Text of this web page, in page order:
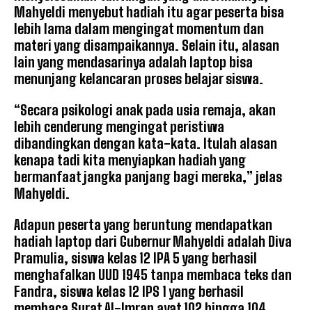
Mahyeldi menyebut hadiah itu agar peserta bisa
lebih lama dalam mengingat momentum dan
materi yang disampaikannya. Selain itu, alasan
lain yang mendasarinya adalah laptop bisa
menunjang kelancaran proses belajar siswa.
“Secara psikologi anak pada usia remaja, akan
lebih cenderung mengingat peristiwa
dibandingkan dengan kata-kata. Itulah alasan
kenapa tadi kita menyiapkan hadiah yang
bermanfaat jangka panjang bagi mereka,” jelas
Mahyeldi.
Adapun peserta yang beruntung mendapatkan
hadiah laptop dari Gubernur Mahyeldi adalah Diva
Pramulia, siswa kelas 12 IPA 5 yang berhasil
menghafalkan UUD 1945 tanpa membaca teks dan
Fandra, siswa kelas 12 IPS 1 yang berhasil